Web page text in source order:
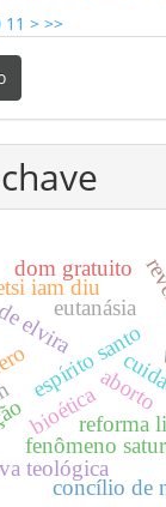
11 > >>
elvira
espírito santo
bioética
eutanásia
aborto
reforma
iam diu
dom gratuito
fenômeno
teológica
concílio de